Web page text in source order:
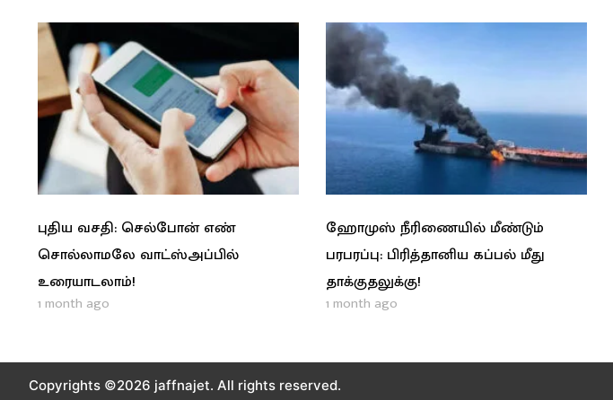
புதிய வசதி: செல்போன் எண்
சொல்லாமலே வாட்ஸ்அப்பில்
உரையாடலாம்!
1 month ago
ஹோமுஸ் நீரிணையில் மீண்டும்
பரபரப்பு: பிரித்தானிய கப்பல் மீது
தாக்குதலுக்கு!
1 month ago
Copyrights ©2026 jaffnajet. All rights reserved.